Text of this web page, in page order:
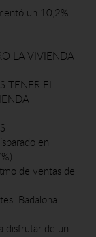
un 10,2%
LA VIVIENDA
TENER EL
en
de ventas de
Badalona
disfrutar de un